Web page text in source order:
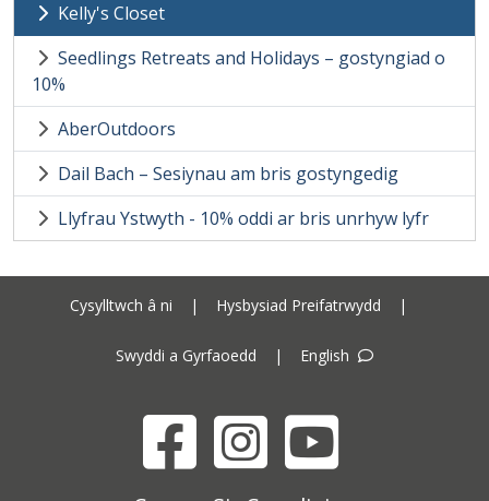
Kelly's Closet
Seedlings Retreats and Holidays – gostyngiad o
10%
AberOutdoors
Dail Bach – Sesiynau am bris gostyngedig
Llyfrau Ystwyth - 10% oddi ar bris unrhyw lyfr
Cysylltwch â ni | Hysbysiad Preifatrwydd |
Swyddi a Gyrfaoedd | English
FacebookInstagramYouTube